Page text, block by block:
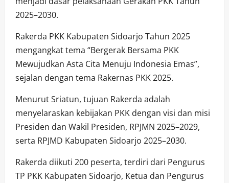
2025–2030.
Rakerda PKK Kabupaten Sidoarjo Tahun 2025
mengangkat tema “Bergerak Bersama PKK
Mewujudkan Asta Cita Menuju Indonesia Emas”,
sejalan dengan tema Rakernas PKK 2025.
Menurut Sriatun, tujuan Rakerda adalah
menyelaraskan kebijakan PKK dengan visi dan misi
Presiden dan Wakil Presiden, RPJMN 2025–2029,
serta RPJMD Kabupaten Sidoarjo 2025–2030.
Rakerda diikuti 200 peserta, terdiri dari Pengurus
TP PKK Kabupaten Sidoarjo, Ketua dan Pengurus